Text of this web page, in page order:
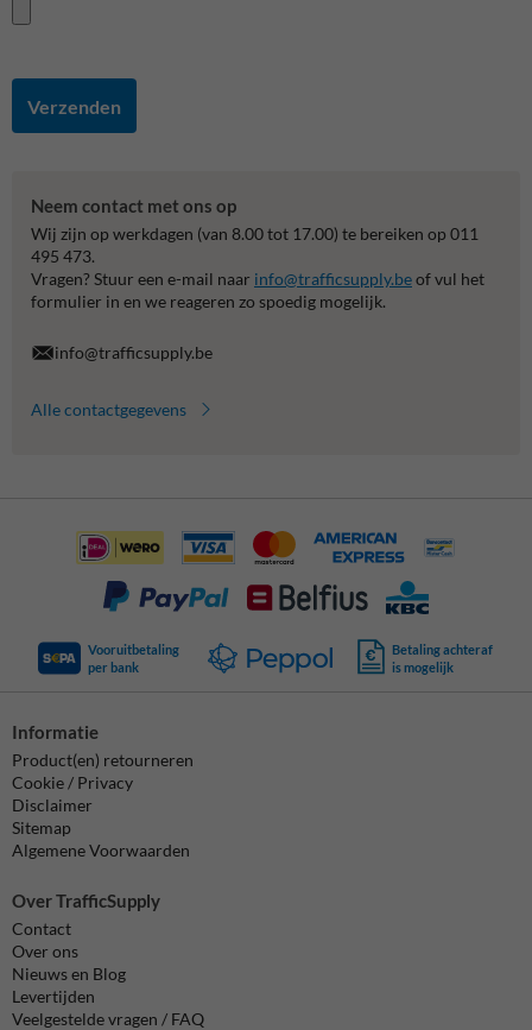
Verzenden
Neem contact met ons op
Wij zijn op werkdagen (van 8.00 tot 17.00) te bereiken op 011
495 473.
Vragen? Stuur een e-mail naar info@trafficsupply.beof vul het
formulier in en we reageren zo spoedig mogelijk.
info@trafficsupply.be
Alle contactgegevens
Vooruitbetaling
per bank
Betaling achteraf
is mogelijk
Informatie
Product(en) retourneren
Cookie / Privacy
Disclaimer
Sitemap
Algemene Voorwaarden
Over TrafficSupply
Contact
Over ons
Nieuws en Blog
Levertijden
Veelgestelde vragen / FAQ